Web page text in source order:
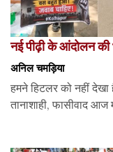
नई पीढ़ी के आंदोलन की
अनिल चमड़िया
हमने हिटलर को नहीं
तानाशाही, फासीवाद